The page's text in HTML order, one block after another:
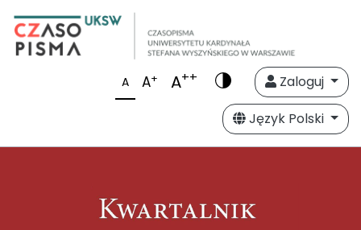
A A+ A++
Zaloguj
Język Polski